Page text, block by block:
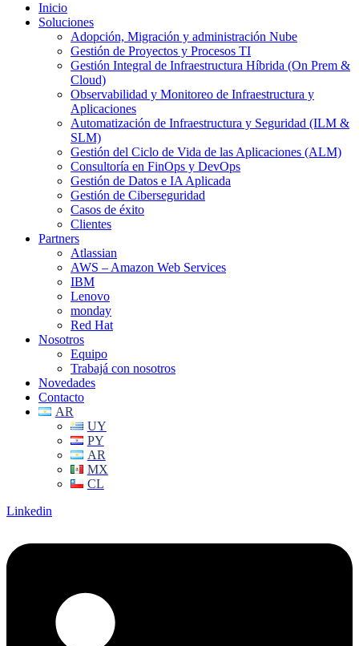
Inicio
Soluciones
Adopción, Migración y administración Nube
Gestión de Proyectos y Procesos TI
Gestión Integral de Infraestructura Híbrida (On Prem &
Cloud)
Observabilidad y Monitoreo de Infraestructura y
Aplicaciones
Automatización de Infraestructura y Seguridad (ILM &
SLM)
Gestión del Ciclo de Vida de las Aplicaciones (ALM)
Consultoría en FinOps y DevOps
Gestión de Datos e IA Aplicada
Gestión de Ciberseguridad
Casos de éxito
Clientes
Partners
Atlassian
AWS – Amazon Web Services
IBM
Lenovo
monday
Red Hat
Nosotros
Equipo
Trabajá con nosotros
Novedades
Contacto
AR
UY
PY
AR
MX
CL
Linkedin